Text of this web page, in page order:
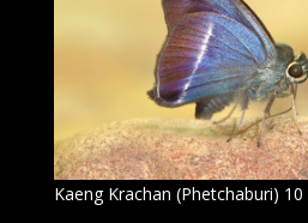
Kaeng Krachan (Phetchaburi)